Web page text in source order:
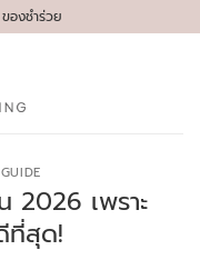
องชำร่วย
2026 เพราะ
สุด!